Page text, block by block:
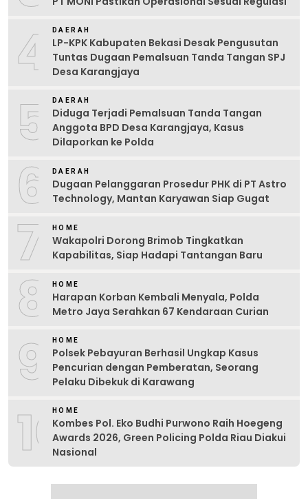
4 DAERAH
LP-KPK Kabupaten Bekasi Desak Pengusutan
Tuntas Dugaan Pemalsuan Tanda Tangan SPJ
Desa Karangjaya
5 DAERAH
Diduga Terjadi Pemalsuan Tanda Tangan
Anggota BPD Desa Karangjaya, Kasus
Dilaporkan ke Polda
6 DAERAH
Dugaan Pelanggaran Prosedur PHK di PT Astro
Technology, Mantan Karyawan Siap Gugat
7 HOME
Wakapolri Dorong Brimob Tingkatkan
Kapabilitas, Siap Hadapi Tantangan Baru
8 HOME
Harapan Korban Kembali Menyala, Polda
Metro Jaya Serahkan 67 Kendaraan Curian
9 HOME
Polsek Pebayuran Berhasil Ungkap Kasus
Pencurian dengan Pemberatan, Seorang
Pelaku Dibekuk di Karawang
10HOME
Kombes Pol. Eko Budhi Purwono Raih Hoegeng
Awards 2026, Green Policing Polda Riau Diakui
Nasional